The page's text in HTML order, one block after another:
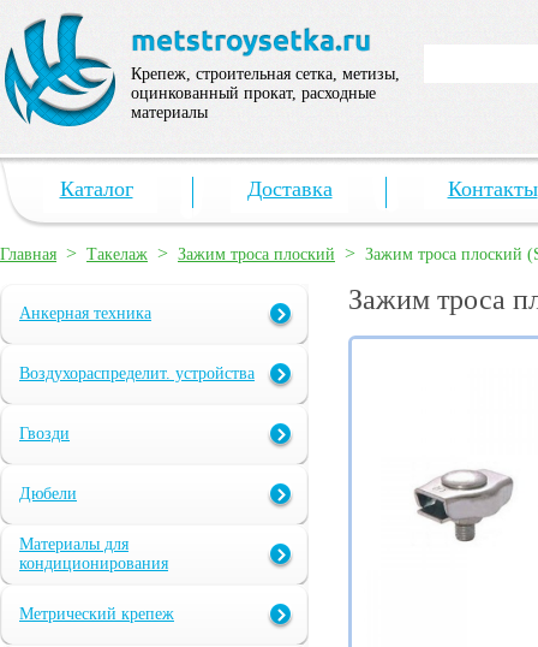
Крепеж, строительная сетка, метизы,
оцинкованный прокат, расходные
материалы
Каталог Доставка Контакты
Главная > Такелаж > Зажим троса плоский > Зажим троса плоский
Анкерная техника
Воздухораспределит. устройства
Гвозди
Дюбели
Материалы для
кондиционирования
Метрический крепеж
Зажим троса